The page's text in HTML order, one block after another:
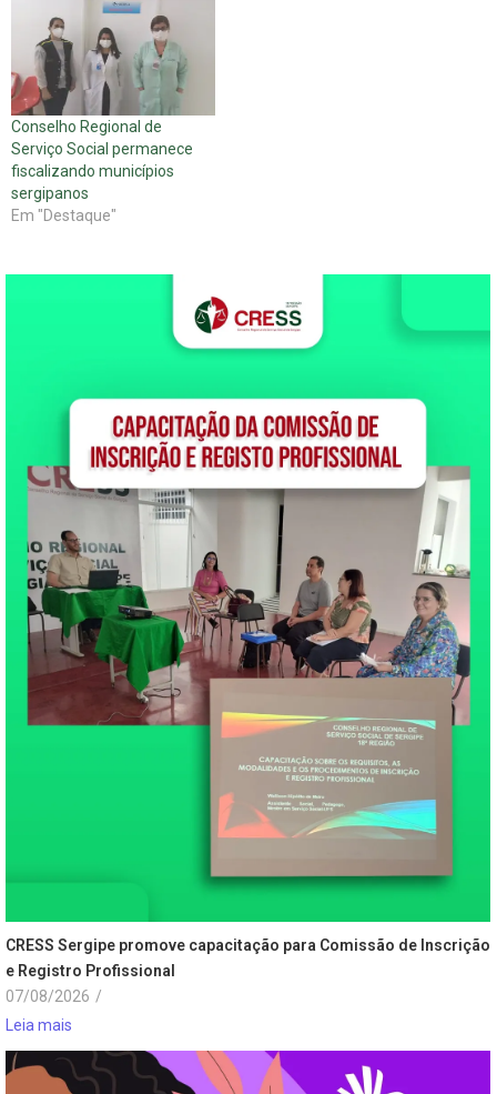
Conselho Regional de
Serviço Social permanece
fiscalizando municípios
sergipanos
Em "Destaque"
CRESS Sergipe promove capacitação para Comissão de Inscrição
e Registro Profissional
07/08/2026 /
Leia mais